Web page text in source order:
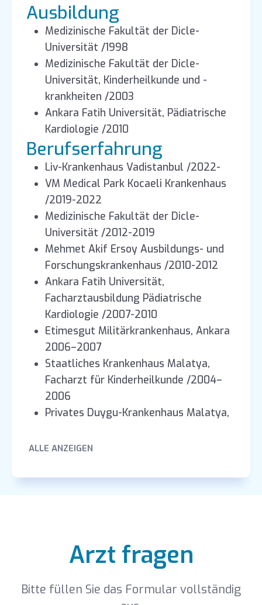
Ausbildung
Medizinische Fakultät der Dicle-
Universität /1998
Medizinische Fakultät der Dicle-
Universität, Kinderheilkunde und -
krankheiten /2003
Ankara Fatih Universität, Pädiatrische
Kardiologie /2010
Berufserfahrung
Liv-Krankenhaus Vadistanbul /2022-
VM Medical Park Kocaeli Krankenhaus
/2019-2022
Medizinische Fakultät der Dicle-
Universität /2012-2019
Mehmet Akif Ersoy Ausbildungs- und
Forschungskrankenhaus /2010-2012
Ankara Fatih Universität,
Facharztausbildung Pädiatrische
Kardiologie /2007-2010
Etimesgut Militärkrankenhaus, Ankara
2006–2007
Staatliches Krankenhaus Malatya,
Facharzt für Kinderheilkunde /2004–
2006
Privates Duygu-Krankenhaus Malatya,
2004
/1999–2003
ALLE ANZEIGEN
Arzt fragen
Bitte füllen Sie das Formular vollständig